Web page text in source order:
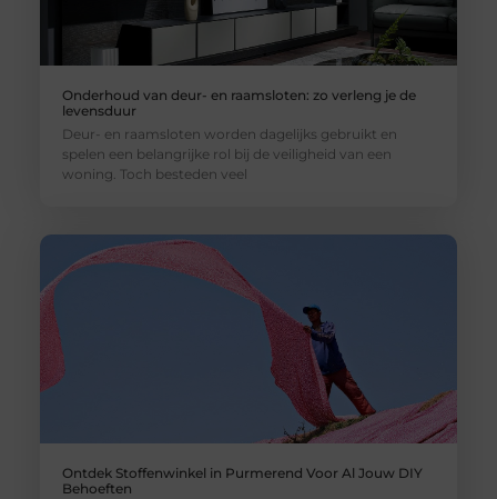
Onderhoud van deur- en raamsloten: zo verleng je de
levensduur
Deur- en raamsloten worden dagelijks gebruikt en
spelen een belangrijke rol bij de veiligheid van een
woning. Toch besteden veel
Ontdek Stoffenwinkel in Purmerend Voor Al Jouw DIY
Behoeften